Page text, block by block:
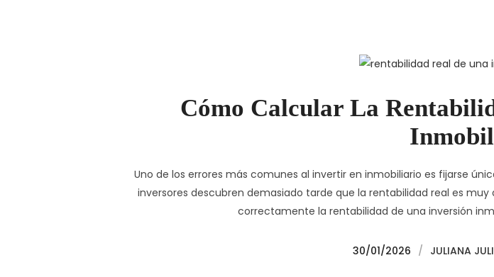
Cómo Calcular La
Uno de los errores más comunes al invertir en inmobiliario es fijarse
inversores descubren demasiado tarde que la rentabilidad real es
correctamente la rentabilidad de una inversión
30/01/2026 / JULIANA